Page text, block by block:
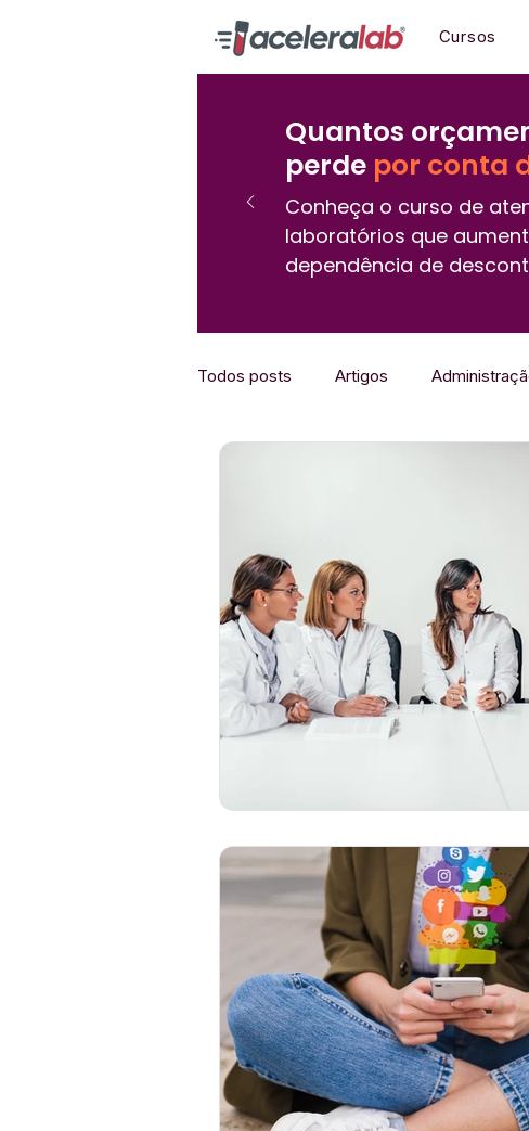
Cursos
Quantos
perde por conta
Conheça o curso de
laboratórios que
dependência de
Todos posts Artigos
Opinião
Coronavírus Gestão de Pessoas